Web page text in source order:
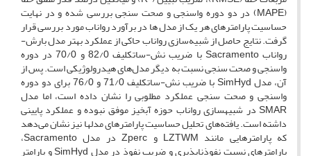
(MAPE) در دو دوره واسنجی و صحت‏ سنجی بررسی شده و در نهایت
حساسیت پارامترهای هر یک از مدل‏ ها در برآورد رواناب مورد بررسی قرار
گرفت. نتایج حاصل از شبیه‌سازی رواناب حاکی از عملکرد بهتر مدل بارش-
رواناب Sacramento با ضریب نش-ساتکلیف 82/0 و 70/0 در دوره
واسنجی و صحت‏ سنجی نسبت به دیگر مدل‌های هیدرولوژیکی است. پس از
آن، مدل SimHyd با ضریب نش-ساتکلیف 71/0 و 76/0 برای دو دوره
واسنجی و صحت‏ سنجی عملکرد مطلوبی را نشان داده است، اما مدل
SMAR در شبیه‎سازی رواناب حوزه آبخیز موفق نبوده و عملکرد پایینی
داشته است. یافته‌های تحلیل حساسیت پارامترهای مدل‏ها نیز نشان می‌دهد
که پارامترهایی مانند LZTWM و Zperc در مدل Sacramento،
پارامترهای نسبت نفوذناپذیری و ضریب نفوذ در مدل SimHyd و پارامتر